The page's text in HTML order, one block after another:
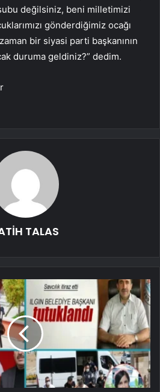
değilsiniz, beni milletimizi
gönderdiğimiz ocağı
bir siyasi parti başkanının
duruma geldiniz?” dedim.
TALAS